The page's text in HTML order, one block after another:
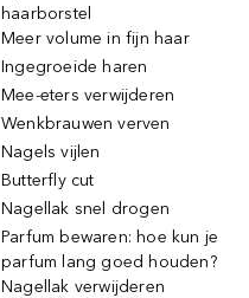
haarborstel
Meer volume in fijn haar
Ingegroeide haren
Mee-eters verwijderen
Wenkbrauwen verven
Nagels vijlen
Butterfly cut
Nagellak snel drogen
Parfum bewaren: hoe kun je
parfum lang goed houden?
Nagellak verwijderen